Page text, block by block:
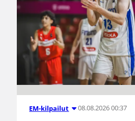
EM-kilpailut 08.08.2026 00:37